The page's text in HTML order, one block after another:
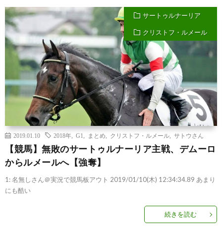
サートゥルナーリア
クリストフ・ルメール
2019.01.10 2018年 G1 まとめ クリストフ・ルメール サトウさん
【競馬】無敗のサートゥルナーリア主戦、デムーロ
からルメールへ【強奪】
1: 名無しさん＠実況で競馬板アウト 2019/01/10(木) 12:34:34.89 あまり
にも酷い
続きを読む